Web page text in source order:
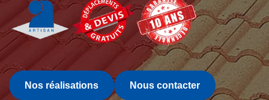
Nos réalisations Nous contacter